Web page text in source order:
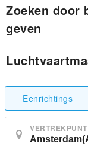
Zoeken door
geven
Eenrichtings
VERTREKPUNT